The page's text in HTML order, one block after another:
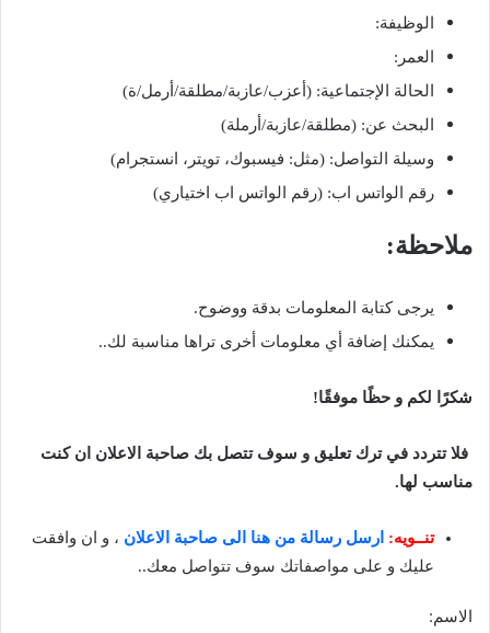
الوظيفة:
العمر:
الحالة الإجتماعية: (أعزب/عازبة/مطلقة/أرمل/ة)
البحث عن: (مطلقة/عازبة/أرملة)
وسيلة التواصل: (مثل: فيسبوك، تويتر، انستجرام)
رقم الواتس اب: (رقم الواتس اب اختياري)
ملاحظة:
يرجى كتابة المعلومات بدقة ووضوح.
يمكنك إضافة أي معلومات أخرى تراها مناسبة لك..
شكرًا لكم و حظًا موفقًا!
فلا تتردد في ترك تعليق و سوف تتصل بك صاحبة الاعلان ان كنت
مناسب لها.
تنــويه: ارسل رسالة من هنا الى صاحبة الاعلان ، و ان وافقت
عليك و على مواصفاتك سوف تتواصل معك..
الاسم: